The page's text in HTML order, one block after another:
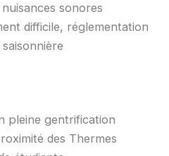
nuisances sonores
difficile, réglementation
pleine gentrification
des Thermes